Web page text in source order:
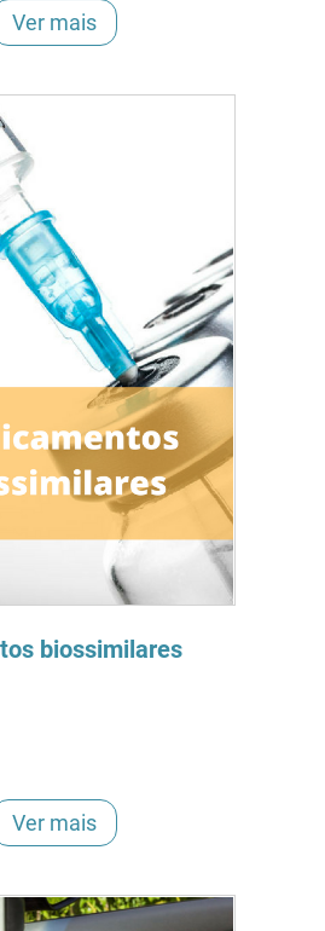
Ver mais
biossimilares
Ver mais